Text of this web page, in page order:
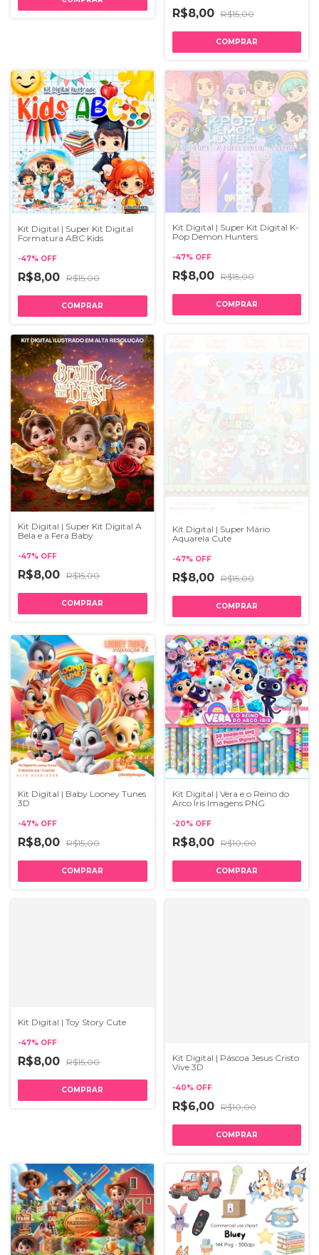
R$8,00 R$15,00
Kit Digital | Super Kit Digital
Formatura ABC Kids
-47% OFF
R$8,00 R$15,00
Kit Digital | Super Kit Digital K-
Pop Demon Hunters
-47% OFF
R$8,00 R$15,00
Kit Digital | Super Kit Digital A
Bela e a Fera Baby
-47% OFF
R$8,00 R$15,00
Kit Digital | Super Mário
Aquarela Cute
-47% OFF
R$8,00 R$15,00
Kit Digital | Baby Looney Tunes
3D
-47% OFF
R$8,00 R$15,00
Kit Digital | Vera e o Reino do
Arco Íris Imagens PNG
-20% OFF
R$8,00 R$10,00
Kit Digital | Toy Story Cute
-47% OFF
R$8,00 R$15,00
Kit Digital | Páscoa Jesus Cristo
Vive 3D
-40% OFF
R$6,00 R$10,00